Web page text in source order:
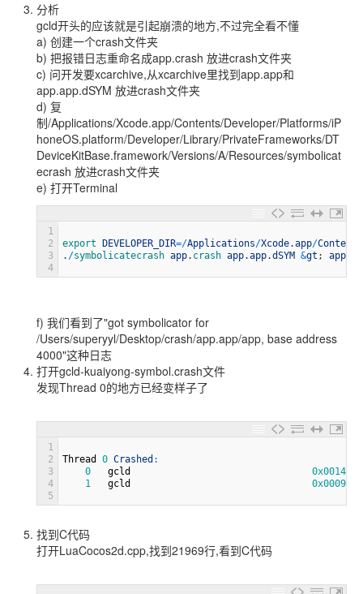
分析
gcld开头的应该就是引起崩溃的地方,不过完全看不懂
a) 创建一个crash文件夹
b) 把报错日志重命名成app.crash 放进crash文件夹
c) 问开发要xcarchive,从xcarchive里找到app.app和
app.app.dSYM 放进crash文件夹
d) 复
制/Applications/Xcode.app/Contents/Developer/Platforms/iP
honeOS.platform/Developer/Library/PrivateFrameworks/DT
DeviceKitBase.framework/Versions/A/Resources/symbolicat
ecrash 放进crash文件夹
e) 打开Terminal
1
2
3
4
export DEVELOPER_DIR=/Applications/Xcode.app/Contents
. /symbolicatecrash app. crash app.app.dSYM &gt ; app
f) 我们看到了"got symbolicator for
/Users/superyyl/Desktop/crash/app.app/app, base address
4000"这种日志
打开gcld-kuaiyong-symbol.crash文件
发现Thread 0的地方已经变样子了
1
2
3
4
5
Thread 0 Crashed :
0
gcld
1
gcld
找到C代码​
打开LuaCocos2d.cpp,找到21969行,看到C代码